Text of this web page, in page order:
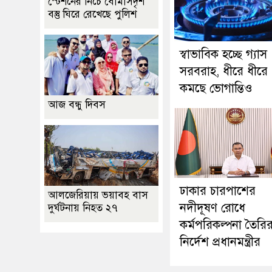
স্বাভাবিক হচ্ছে গ্যাস
সরবরাহ, ধীরে ধীরে
কমছে ভোগান্তিও
ঢাকার চারপাশের
নদীদূষণ রোধে
কর্মপরিকল্পনা
নির্দেশ প্রধানমন্ত্রীর
বস্তু ঘিরে রেখেছে পুলিশ
আজ বন্ধু দিবস
আলজেরিয়ায় ভয়াবহ বাস
দুর্ঘটনায় নিহত ২৭